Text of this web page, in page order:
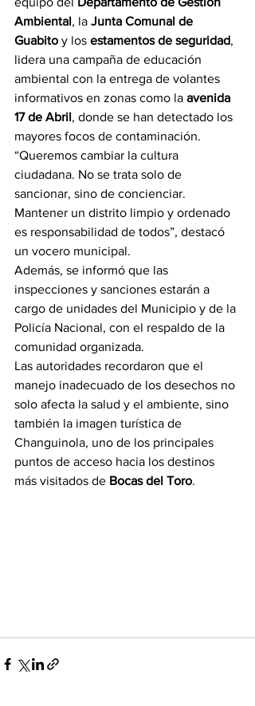
Ambiental, la Junta Comunal de
Guabito y los estamentos de seguridad,
lidera una campaña de educación
ambiental con la entrega de volantes
informativos en zonas como la avenida
17 de Abril, donde se han detectado los
mayores focos de contaminación.
“Queremos cambiar la cultura
ciudadana. No se trata solo de
sancionar, sino de concienciar.
Mantener un distrito limpio y ordenado
es responsabilidad de todos”, destacó
un vocero municipal.
Además, se informó que las
inspecciones y sanciones estarán a
cargo de unidades del Municipio y de la
Policía Nacional, con el respaldo de la
comunidad organizada.
Las autoridades recordaron que el
manejo inadecuado de los desechos no
solo afecta la salud y el ambiente, sino
también la imagen turística de
Changuinola, uno de los principales
puntos de acceso hacia los destinos
más visitados de Bocas del Toro.